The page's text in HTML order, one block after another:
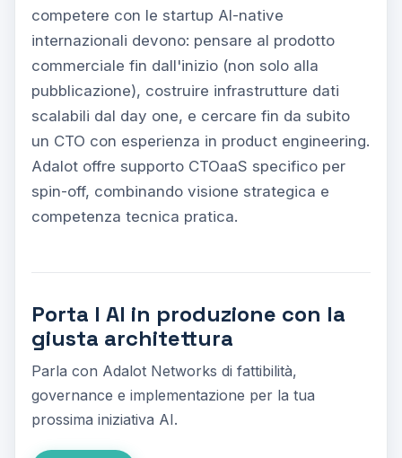
competere con le startup AI-native
internazionali devono: pensare al prodotto
commerciale fin dall'inizio (non solo alla
pubblicazione), costruire infrastrutture dati
scalabili dal day one, e cercare fin da subito
un CTO con esperienza in product engineering.
Adalot offre supporto CTOaaS specifico per
spin-off, combinando visione strategica e
competenza tecnica pratica.
Porta l AI in produzione con la
giusta architettura
Parla con Adalot Networks di fattibilità,
governance e implementazione per la tua
prossima iniziativa AI.